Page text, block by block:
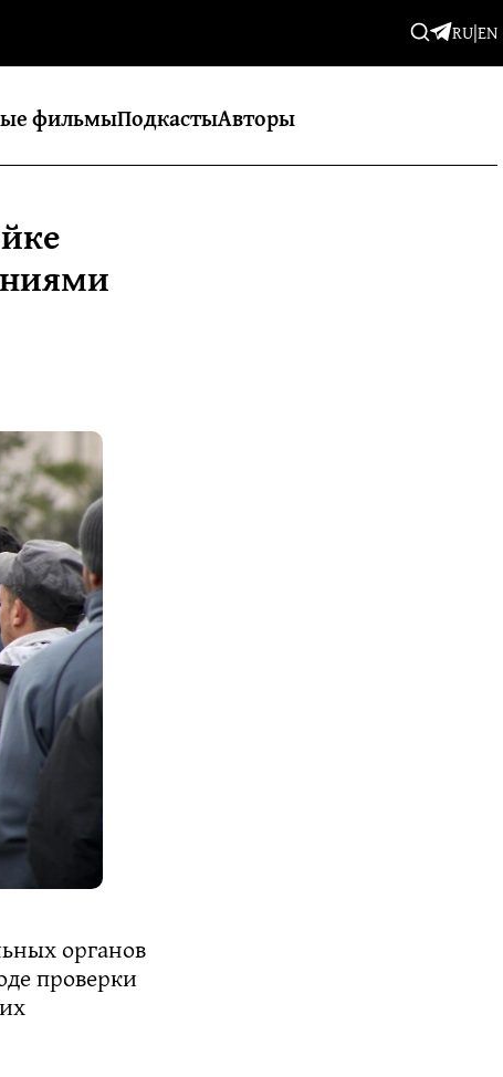
RU|EN
фильмыПодкастыАвторы
органов
проверки